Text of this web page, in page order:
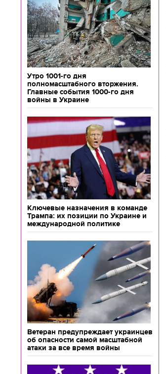
Утро 1001-го дня
полномасштабного вторжения.
Главные события 1000-го дня
войны в Украине
Ключевые назначения в команде
Трампа: их позиции по Украине и
международной политике
Ветеран предупреждает украинцев
об опасности самой масштабной
атаки за все время войны